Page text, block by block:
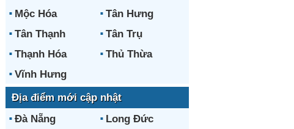
Mộc Hóa
Tân Hưng
Tân Thạnh
Tân Trụ
Thạnh Hóa
Thủ Thừa
Vĩnh Hưng
Địa điểm mới cập nhật
Đà Nẵng
Long Đức